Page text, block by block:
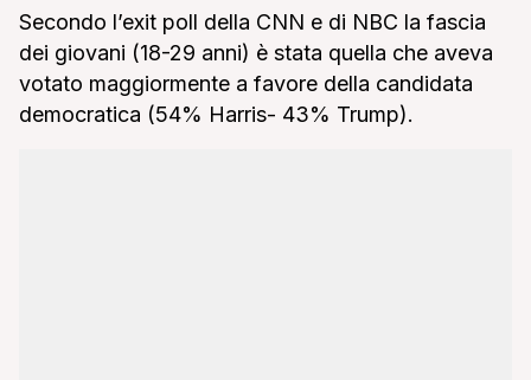
Secondo l’exit poll della CNN e di NBC la fascia
dei giovani (18-29 anni) è stata quella che aveva
votato maggiormente a favore della candidata
democratica (54% Harris- 43% Trump).